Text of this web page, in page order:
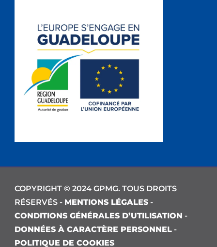
COPYRIGHT © 2024 GPMG. TOUS DROITS
RÉSERVÉS - MENTIONS LÉGALES -
CONDITIONS GÉNÉRALES D’UTILISATION -
DONNÉES À CARACTÈRE PERSONNEL -
POLITIQUE DE COOKIES